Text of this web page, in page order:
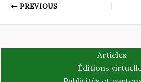
PREVIOUS
Articles
Éditions